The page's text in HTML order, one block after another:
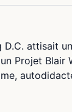
attisait
Projet Blair